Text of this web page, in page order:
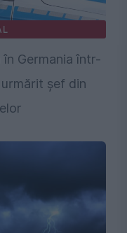
Germania într-
șef din